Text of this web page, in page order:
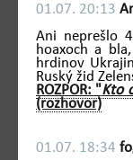
01.07. 20:13
Ani neprešlo
hoaxoch a
hrdinov
Ruský žid
ROZPOR: "Kto
(rozhovor)
01.07. 18:34